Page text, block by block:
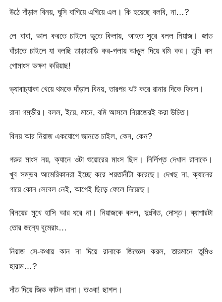
উঠে দাঁড়াল বিনয়, ঘুসি বাগিয়ে এগিয়ে এল। কি হয়েছে বলবি, না…?
লে বাবা, ভাল করতে চাইলে ভূতে কিলায়, আহত সুরে বলল নিয়াজ। জাত
বাঁচাতে চাইলে যা বলছি তাড়াতাড়ি কর-গলায় আঙুল দিয়ে বমি কর। তুমি বস
গোমাংস ভক্ষণ করিয়াছ!
ভ্যাবাচ্যাকা খেয়ে থমকে দাঁড়াল বিনয়, তারপর ঝট করে রানার দিকে ফিরল।
রানা গম্ভীর। বলল, ইয়ে, মানে, বমি আসলে নিয়াজেরই করা উচিত।
বিনয় আর নিয়াজ একযোগে জানতে চাইল, কেন, কেন?
গরুর মাংস নয়, ক্যানে ওটা শুয়োরের মাংস ছিল। নির্লিপ্ত দেখাল রানাকে।
খুব সম্ভব আমেরিকানরা ইচ্ছে করে শয়তানীটা করেছে। দেখছ না, ক্যানের
গায়ে কোন লেবেল নেই, আগেই ছিড়ে ফেলে দিয়েছে।
বিনয়ের মুখে হাসি আর ধরে না। নিয়াজকে বলল, দুঃখিত, দোস্ত। ব্যাপারটা
তোর জন্যে বুমেরাং…
নিয়াজ সে-কথায় কান না দিয়ে রানাকে জিজ্ঞেস করল, তারমানে তুমিও
হারাম…?
দাঁত দিয়ে জিভ কাটল রানা। তওবা! ছাগল।